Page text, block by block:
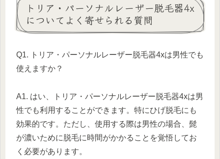
トリア・パーソナルレーザー脱毛器4x
についてよく寄せられる質問
Q1. トリア・パーソナルレーザー脱毛器4xは男性でも
使えますか？
A1. はい、トリア・パーソナルレーザー脱毛器4xは男
性でも利用することができます。特にひげ脱毛にも
効果的です。ただし、使用する際は男性の場合、髭
が濃いために脱毛に時間がかかることを覚悟してお
く必要があります。